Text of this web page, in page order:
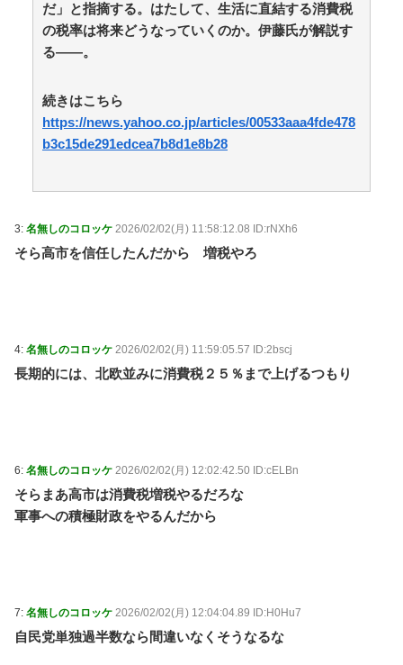
【動画】俺の指導を聞かないZ世代新人「仕事はAIに
聞けば余裕w」俺「AI以下でごめんね」→指導やめて放
置プレイした結果w / 5chまとめMAP(総合)
MAP(総合) NEW!
「あったなぁ」ってなる商品を挙げるスレ / 5chまとめ
MAP(総合) NEW! (8/7 01:33)
は…」 / 5chまとめMAP(総合) NEW!
「お皿は綺麗だけど食べ方が汚い」焼き魚を食べた知
wwwwww / おまとめアンテナ NEW! (8/7 00:12)
るさい…薬を飲まないと眠れない苦しさも知らないくせ
してるやつｗｗｗｗｗｗｗ / おまとめアンテナ
23:00)
我が家・杉山裕之、自力歩行できるまで回復！退院を
報告 / おまとめアンテナ (8/6 20:16)
だ」と指摘する。はたして、生活に直結する消費税
の税率は将来どうなっていくのか。伊藤氏が解説す
る――。
続きはこちら
https://news.yahoo.co.jp/articles/00533aaa4fde478
b3c15de291edcea7b8d1e8b28
3: 名無しのコロッケ 2026/02/02(月) 11:58:12.08 ID:rNXh6
そら高市を信任したんだから 増税やろ
4: 名無しのコロッケ 2026/02/02(月) 11:59:05.57 ID:2bscj
長期的には、北欧並みに消費税２５％まで上げるつもり
6: 名無しのコロッケ 2026/02/02(月) 12:02:42.50 ID:cELBn
そらまあ高市は消費税増税やるだろな
軍事への積極財政をやるんだから
7: 名無しのコロッケ 2026/02/02(月) 12:04:04.89 ID:H0Hu7
自民党単独過半数なら間違いなくそうなるな